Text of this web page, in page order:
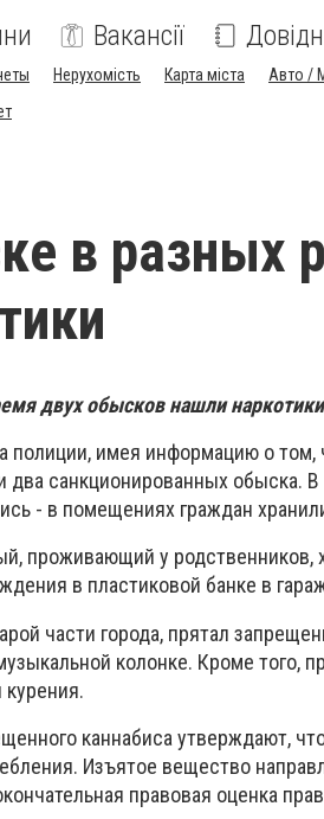
Вакансії
Нерухомість Карта міста Авто /
в разных
двух обысков нашли
полиции, имея информацию о
два санкционированных обыска. В
- в помещениях граждан
проживающий у родственников,
в пластиковой банке в
части города, прятал
колонке. Кроме того,
каннабиса утверждают,
Изъятое вещество
правовая оценка